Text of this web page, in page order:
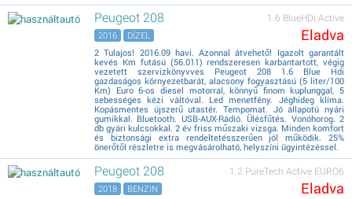
Peugeot 208 1.6 BlueHDi Active
Eladva
2016 DÍZEL
2 Tulajos! 2016.09 havi. Azonnal átvehető! Igazolt garantált
kevés Km futású (56.011) rendszeresen karbantartott, végig
vezetett szervizkönyvves Peugeot 208 1.6 Blue Hdi
gazdaságos környezetbarát, alacsony fogyasztású (5 liter/100
Km) Euro 6-os diesel motorral, könnyű finom kuplunggal, 5
sebességes kézi váltóval. Led menetfény. Jéghideg klíma.
Kopásmentes újszerű utastér. Tempomat. Jó állapotú nyári
gumikkal. Bluetooth. USB-AUX-Rádió. Ülésfűtés. Vonóhorog. 2
db gyári kulcsokkal. 2 év friss műszaki vizsga. Minden komfort
és biztonsági extra rendeltetésszerűen jól működik. 25%
önerőtől részletre is megvásárolható, helyszíni ügyintézéssel.
Peugeot 208 1.2 PureTech Active EURO6
Eladva
2018 BENZIN